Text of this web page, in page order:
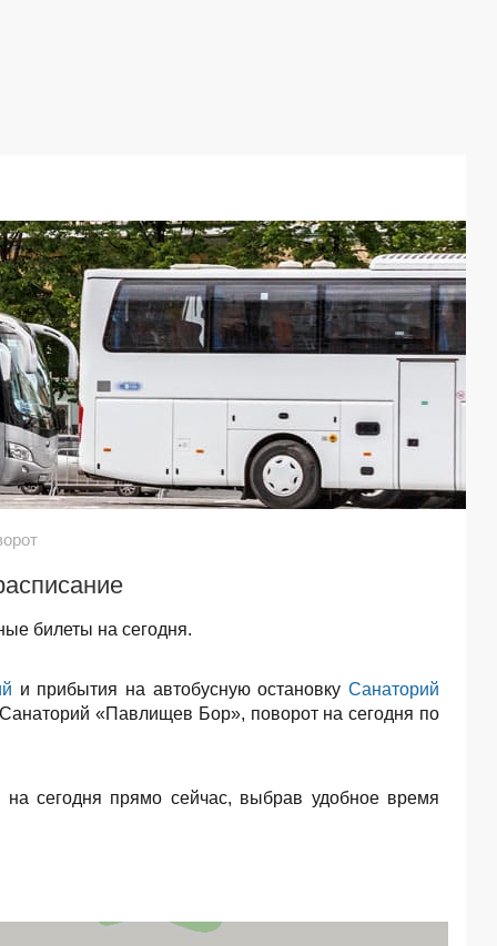
билеты на сегодня.
и прибытия на автобусную остановку Санаторий
«Павлищев Бор», поворот на сегодня по
на сегодня прямо сейчас, выбрав удобное время